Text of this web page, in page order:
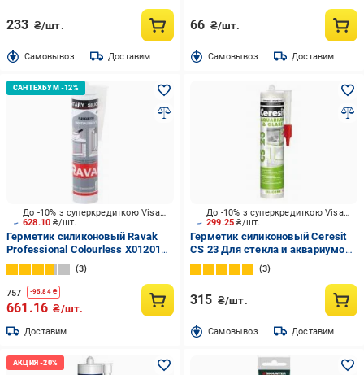
233 ₴/шт.
Cамовывоз Доставим
66 ₴/шт.
Cамовывоз Доставим
628.10₴/шт.
До -10% з суперкредиткою Visa Вигода
Герметик силиконовый Ravak
Professional Colourless X01201
прозрачный 310 мл
3
757 -95.84₴
661.16 ₴/шт.
Доставим
299.25₴/шт.
До -10% з суперкредиткою Visa Вигода
Герметик силиконовый Ceresit
CS 23 Для стекла и аквариумов
прозрачный 280 мл
3
315 ₴/шт.
Cамовывоз Доставим